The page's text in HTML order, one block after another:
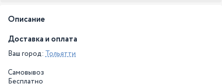
Описание
Доставка и оплата
Ваш город: Тольятти
Самовывоз
Бесплатно